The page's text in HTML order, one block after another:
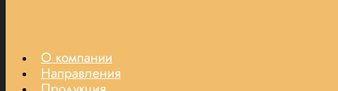
О компании
Направления